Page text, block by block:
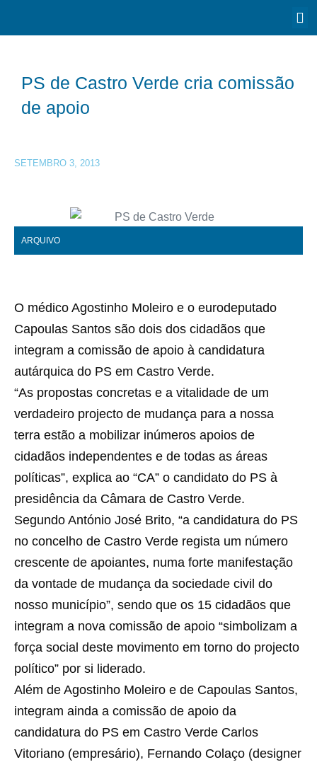
PS de Castro Verde cria comissão
de apoio
SETEMBRO 3, 2013
ARQUIVO
O médico Agostinho Moleiro e o eurodeputado
Capoulas Santos são dois dos cidadãos que
integram a comissão de apoio à candidatura
autárquica do PS em Castro Verde.
“As propostas concretas e a vitalidade de um
verdadeiro projecto de mudança para a nossa
terra estão a mobilizar inúmeros apoios de
cidadãos independentes e de todas as áreas
políticas”, explica ao “CA” o candidato do PS à
presidência da Câmara de Castro Verde.
Segundo António José Brito, “a candidatura do PS
no concelho de Castro Verde regista um número
crescente de apoiantes, numa forte manifestação
da vontade de mudança da sociedade civil do
nosso município”, sendo que os 15 cidadãos que
integram a nova comissão de apoio “simbolizam a
força social deste movimento em torno do projecto
político” por si liderado.
Além de Agostinho Moleiro e de Capoulas Santos,
integram ainda a comissão de apoio da
candidatura do PS em Castro Verde Carlos
Vitoriano (empresário), Fernando Colaço (designer